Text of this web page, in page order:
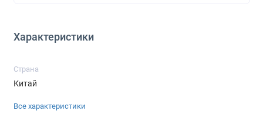
Характеристики
Страна
Китай
Все характеристики